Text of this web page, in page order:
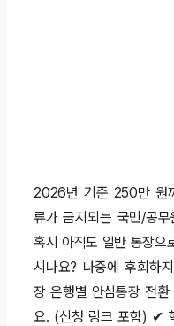
2026년 기준 250만 원
류가 금지되는 국민/공무
혹시 아직도 일반 통장으
시나요? 나중에 후회하
장 은행별 안심통장 전환
요. (신청 링크 포함) ✔